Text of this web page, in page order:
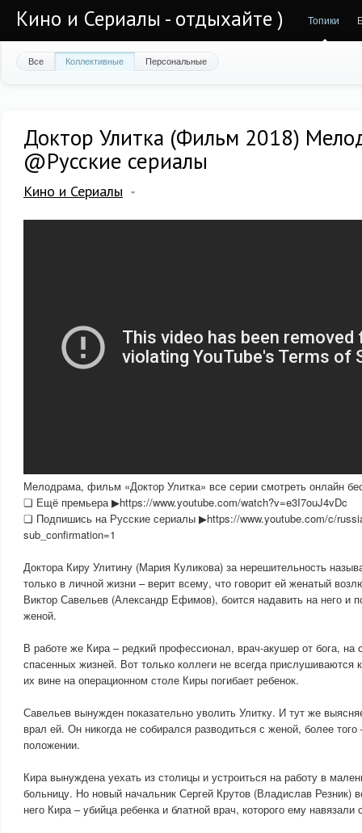
Кино и Сериалы - отдыхайте ) Топики
Все Коллективные Персональные
Доктор Улитка (Фильм 2018)
@Русские сериалы
Кино и Сериалы
Мелодрама, фильм «Доктор Улитка» все серии смотреть онлайн
❏ Ещё премьера ▶https://www.youtube.com/watch?v=e3I7ouJ4vDc
❏ Подпишись на Русские сериалы ▶https://www.youtube.com/c/
sub_confirmation=1
Доктора Киру Улитину (Мария Куликова) за нерешительность
только в личной жизни – верит всему, что говорит ей женатый
Виктор Савельев (Александр Ефимов), боится надавить на него и
женой.
В работе же Кира – редкий профессионал, врач-акушер от бога, на
спасенных жизней. Вот только коллеги не всегда
их вине на операционном столе Киры погибает ребенок.
Савельев вынужден показательно уволить Улитку. И тут же
врал ей. Он никогда не собирался разводиться с женой, более
положении.
Кира вынуждена уехать из столицы и устроиться на работу в
больницу. Но новый начальник Сергей Крутов (Владислав Резник)
него Кира – yбийца ребенка и блатной врач, которого ему навязали